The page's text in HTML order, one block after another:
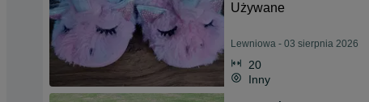
Używane
Lewniowa - 03 sierpnia 2026
20
Inny